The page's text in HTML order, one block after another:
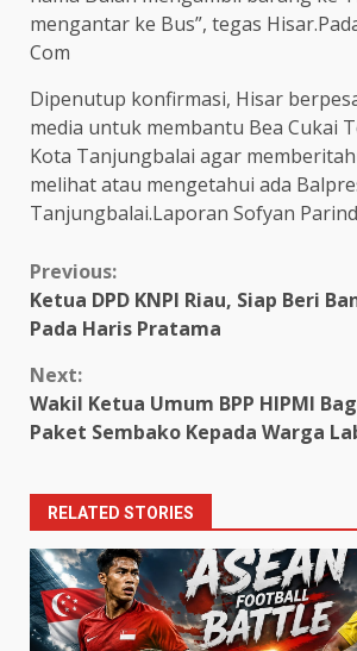
mengantar ke Bus”, tegas
Com
Dipenutup konfirmasi, Hisar
media untuk membantu Bea Cukai
Kota Tanjungbalai agar
melihat atau mengetahui ada
Tanjungbalai.Laporan Sofyan
Continue
Reading
Previous:
Ketua DPD KNPI Riau, Siap Beri
Pada Haris Pratama
Next:
Wakil Ketua Umum BPP HIPMI
Paket Sembako Kepada Warga
RELATED STORIES